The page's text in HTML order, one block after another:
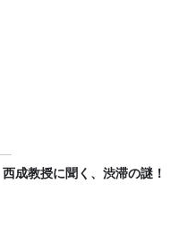
成教授に聞く、渋滞の謎！